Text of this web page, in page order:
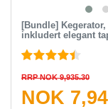
[Bundle]
inkludert elegant
RRP NOK 9,935.30
NOK